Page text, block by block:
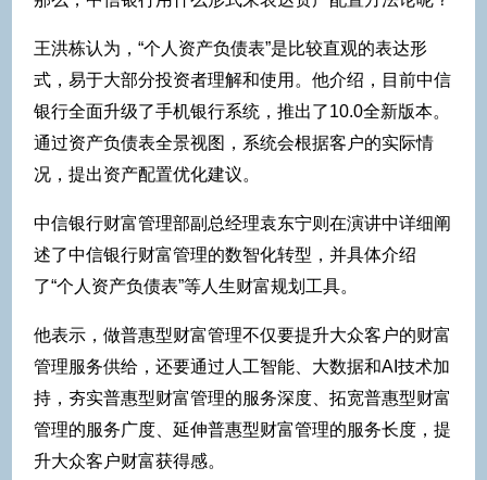
王洪栋认为，“个人资产负债表”是比较直观的表达形
式，易于大部分投资者理解和使用。他介绍，目前中信
银行全面升级了手机银行系统，推出了10.0全新版本。
通过资产负债表全景视图，系统会根据客户的实际情
况，提出资产配置优化建议。
中信银行财富管理部副总经理袁东宁则在演讲中详细阐
述了中信银行财富管理的数智化转型，并具体介绍
了“个人资产负债表”等人生财富规划工具。
他表示，做普惠型财富管理不仅要提升大众客户的财富
管理服务供给，还要通过人工智能、大数据和AI技术加
持，夯实普惠型财富管理的服务深度、拓宽普惠型财富
管理的服务广度、延伸普惠型财富管理的服务长度，提
升大众客户财富获得感。